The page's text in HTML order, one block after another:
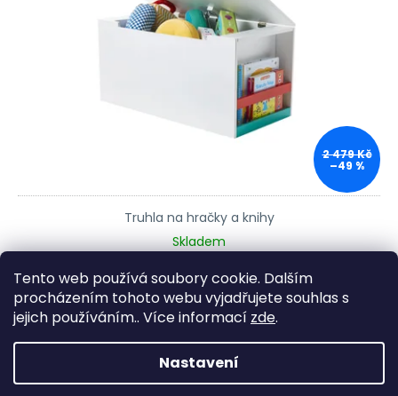
Tento web používá soubory cookie. Dalším
procházením tohoto webu vyjadřujete souhlas s
jejich používáním.. Více informací zde.
Nastavení
2 479 Kč
–49 %
Truhla na hračky a knihy
Skladem
Ovládací prvky výpisu
2položek celkem
Zápatí
Vytvořil Shoptet